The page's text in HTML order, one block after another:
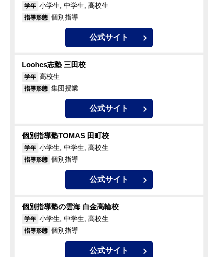
学年 小学生, 中学生, 高校生
指導形態 個別指導
公式サイト
Loohcs志塾 三田校
学年 高校生
指導形態 集団授業
公式サイト
個別指導塾TOMAS 田町校
学年 小学生, 中学生, 高校生
指導形態 個別指導
公式サイト
個別指導塾の雲海 白金高輪校
学年 小学生, 中学生, 高校生
指導形態 個別指導
公式サイト